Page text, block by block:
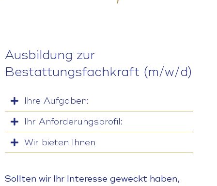
Ausbildung zur
Bestattungsfachkraft (m/w/d)
Ihre Aufgaben:
Ihr Anforderungsprofil:
Wir bieten Ihnen
Sollten wir Ihr Interesse geweckt haben,